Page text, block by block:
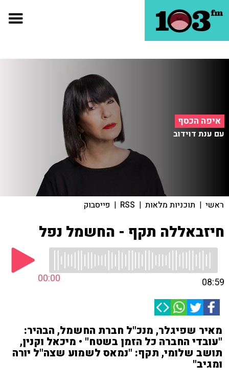
איפה הכסף
עם ענת דוידוב
ראשי | תוכניות מלאות |
RSS
| פייסבוק
חיזבאללה תקף - החשמל נפל
00:00 08:59
מאיר שפיגלר, מנכ"ל חברת החשמל, הבהיר:
"עובדי החברה כל הזמן בשטח" • מיכאל וקנין,
תושב שלומי, תקף: "נמאס לשמוע שצה"ל יורה
ומגיב"